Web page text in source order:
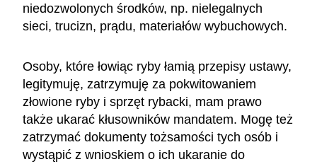
niedozwolonych środków, np. nielegalnych
sieci, trucizn, prądu, materiałów wybuchowych.
Osoby, które łowiąc ryby łamią przepisy ustawy,
legitymuję, zatrzymuję za pokwitowaniem
złowione ryby i sprzęt rybacki, mam prawo
także ukarać kłusowników mandatem. Mogę też
zatrzymać dokumenty tożsamości tych osób i
wystąpić z wnioskiem o ich ukaranie do